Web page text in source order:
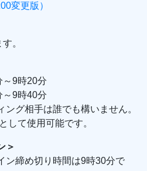
変更版）
。
～9時20分
～9時40分
グ相手は誰でも構いません。
して使用可能です。
＞
ン締め切り時間は9時30分で